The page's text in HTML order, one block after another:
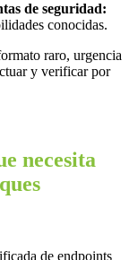
de seguridad:
conocidas.
raro, urgencia
y verificar por
necesita
de endpoints